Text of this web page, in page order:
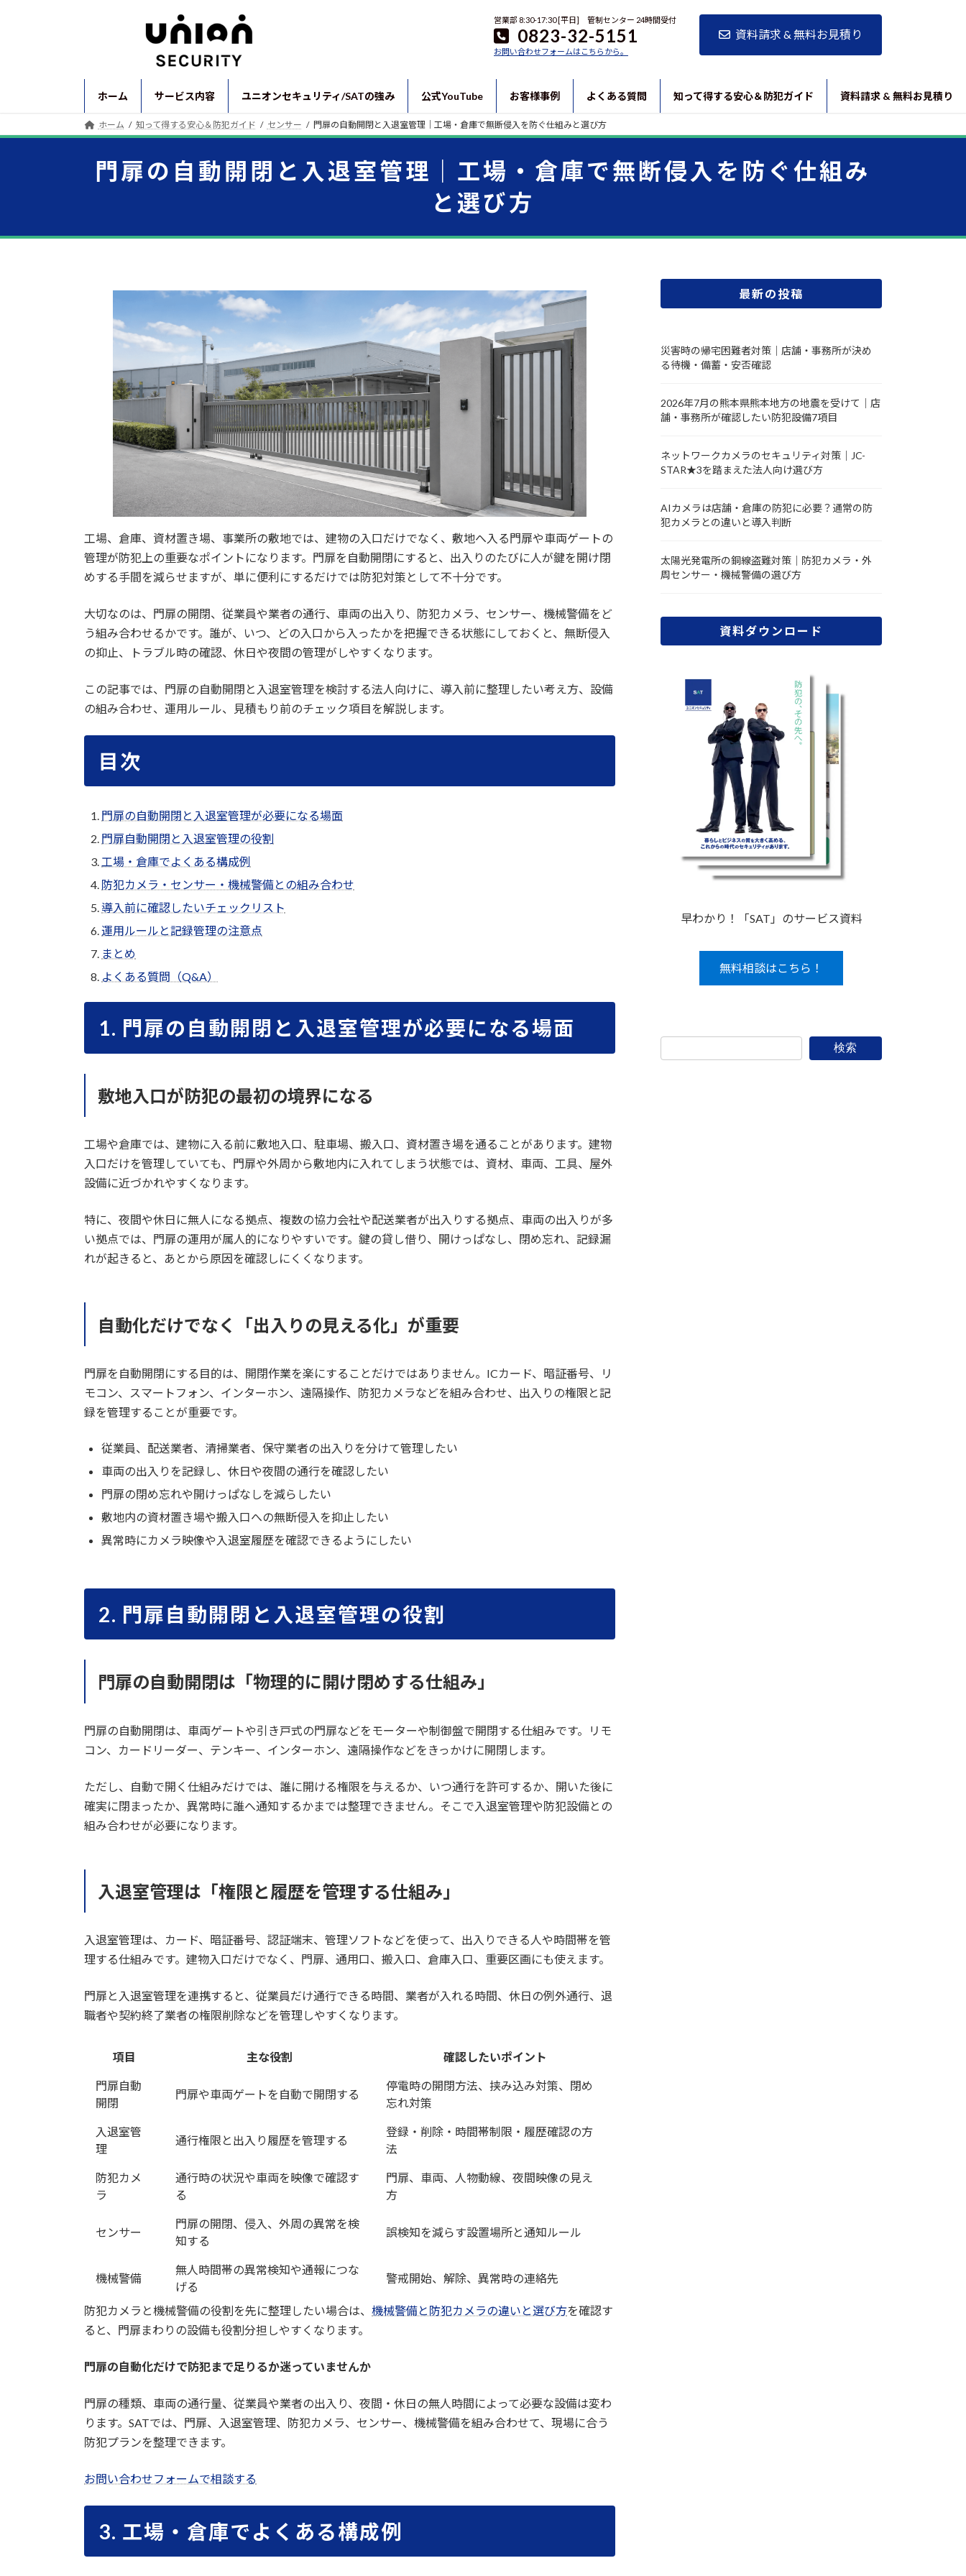
営業部 8:30-17:30 [平日] 管制センター 24時間受付
0823-32-5151
お問い合わせフォームはこちらから。
資料請求 & 無料お見積り
ホーム サービス内容 ユニオンセキュリティ/SATの強み 公式YouTube お客様事例 よくある質問 知って得する安心＆防犯ガイド 資料請求 & 無料お見積り
ホーム 知って得する安心＆防犯ガイド センサー 門扉の自動開閉と入退室管理｜工場・倉庫で無断侵入を防ぐ仕組みと選び方
門扉の自動開閉と入退室管理｜工場・倉庫で無断侵入を防ぐ仕組み
と選び方
工場、倉庫、資材置き場、事業所の敷地では、建物の入口だけでなく、敷地へ入る門扉や車両ゲートの
管理が防犯上の重要なポイントになります。門扉を自動開閉にすると、出入りのたびに人が鍵を開け閉
めする手間を減らせますが、単に便利にするだけでは防犯対策として不十分です。
大切なのは、門扉の開閉、従業員や業者の通行、車両の出入り、防犯カメラ、センサー、機械警備をど
う組み合わせるかです。誰が、いつ、どの入口から入ったかを把握できる状態にしておくと、無断侵入
の抑止、トラブル時の確認、休日や夜間の管理がしやすくなります。
この記事では、門扉の自動開閉と入退室管理を検討する法人向けに、導入前に整理したい考え方、設備
の組み合わせ、運用ルール、見積もり前のチェック項目を解説します。
目次
門扉の自動開閉と入退室管理が必要になる場面
門扉自動開閉と入退室管理の役割
工場・倉庫でよくある構成例
防犯カメラ・センサー・機械警備との組み合わせ
導入前に確認したいチェックリスト
運用ルールと記録管理の注意点
まとめ
よくある質問（Q&A）
1. 門扉の自動開閉と入退室管理が必要になる場面
敷地入口が防犯の最初の境界になる
工場や倉庫では、建物に入る前に敷地入口、駐車場、搬入口、資材置き場を通ることがあります。建物
入口だけを管理していても、門扉や外周から敷地内に入れてしまう状態では、資材、車両、工具、屋外
設備に近づかれやすくなります。
特に、夜間や休日に無人になる拠点、複数の協力会社や配送業者が出入りする拠点、車両の出入りが多
い拠点では、門扉の運用が属人的になりやすいです。鍵の貸し借り、開けっぱなし、閉め忘れ、記録漏
れが起きると、あとから原因を確認しにくくなります。
自動化だけでなく「出入りの見える化」が重要
門扉を自動開閉にする目的は、開閉作業を楽にすることだけではありません。ICカード、暗証番号、リ
モコン、スマートフォン、インターホン、遠隔操作、防犯カメラなどを組み合わせ、出入りの権限と記
録を管理することが重要です。
従業員、配送業者、清掃業者、保守業者の出入りを分けて管理したい
車両の出入りを記録し、休日や夜間の通行を確認したい
門扉の閉め忘れや開けっぱなしを減らしたい
敷地内の資材置き場や搬入口への無断侵入を抑止したい
異常時にカメラ映像や入退室履歴を確認できるようにしたい
2. 門扉自動開閉と入退室管理の役割
門扉の自動開閉は「物理的に開け閉めする仕組み」
門扉の自動開閉は、車両ゲートや引き戸式の門扉などをモーターや制御盤で開閉する仕組みです。リモ
コン、カードリーダー、テンキー、インターホン、遠隔操作などをきっかけに開閉します。
ただし、自動で開く仕組みだけでは、誰に開ける権限を与えるか、いつ通行を許可するか、開いた後に
確実に閉まったか、異常時に誰へ通知するかまでは整理できません。そこで入退室管理や防犯設備との
組み合わせが必要になります。
入退室管理は「権限と履歴を管理する仕組み」
入退室管理は、カード、暗証番号、認証端末、管理ソフトなどを使って、出入りできる人や時間帯を管
理する仕組みです。建物入口だけでなく、門扉、通用口、搬入口、倉庫入口、重要区画にも使えます。
門扉と入退室管理を連携すると、従業員だけ通行できる時間、業者が入れる時間、休日の例外通行、退
職者や契約終了業者の権限削除などを管理しやすくなります。
項目 主な役割 確認したいポイント
門扉自動
開閉
門扉や車両ゲートを自動で開閉する
停電時の開閉方法、挟み込み対策、閉め
忘れ対策
入退室管
理
通行権限と出入り履歴を管理する
登録・削除・時間帯制限・履歴確認の方
法
防犯カメ
ラ
通行時の状況や車両を映像で確認す
る
門扉、車両、人物動線、夜間映像の見え
方
センサー
門扉の開閉、侵入、外周の異常を検
知する
誤検知を減らす設置場所と通知ルール
機械警備
無人時間帯の異常検知や通報につな
げる
警戒開始、解除、異常時の連絡先
防犯カメラと機械警備の役割を先に整理したい場合は、 機械警備と防犯カメラの違いと選び方を確認す
ると、門扉まわりの設備も役割分担しやすくなります。
門扉の自動化だけで防犯まで足りるか迷っていませんか
門扉の種類、車両の通行量、従業員や業者の出入り、夜間・休日の無人時間によって必要な設備は変わ
ります。SATでは、門扉、入退室管理、防犯カメラ、センサー、機械警備を組み合わせて、現場に合う
防犯プランを整理できます。
お問い合わせフォームで相談する
3. 工場・倉庫でよくある構成例
最新の投稿
災害時の帰宅困難者対策｜店舗・事務所が決め
る待機・備蓄・安否確認
2026年7月の熊本県熊本地方の地震を受けて｜店
舗・事務所が確認したい防犯設備7項目
ネットワークカメラのセキュリティ対策｜JC-
STAR★3を踏まえた法人向け選び方
AIカメラは店舗・倉庫の防犯に必要？通常の防
犯カメラとの違いと導入判断
太陽光発電所の銅線盗難対策｜防犯カメラ・外
周センサー・機械警備の選び方
資料ダウンロード
早わかり！「SAT」のサービス資料
無料相談はこちら！
検索